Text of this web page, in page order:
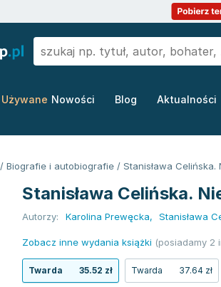
Używane Nowości Blog Aktualności
/ Biografie i autobiografie / Stanisława Celińska.
Stanisława Celińska.
Autorzy: Karolina Prewęcka, Stanisława
Zobacz inne wydania książki (posiadamy 2
Twarda 35.52 zł Twarda 37.64 zł